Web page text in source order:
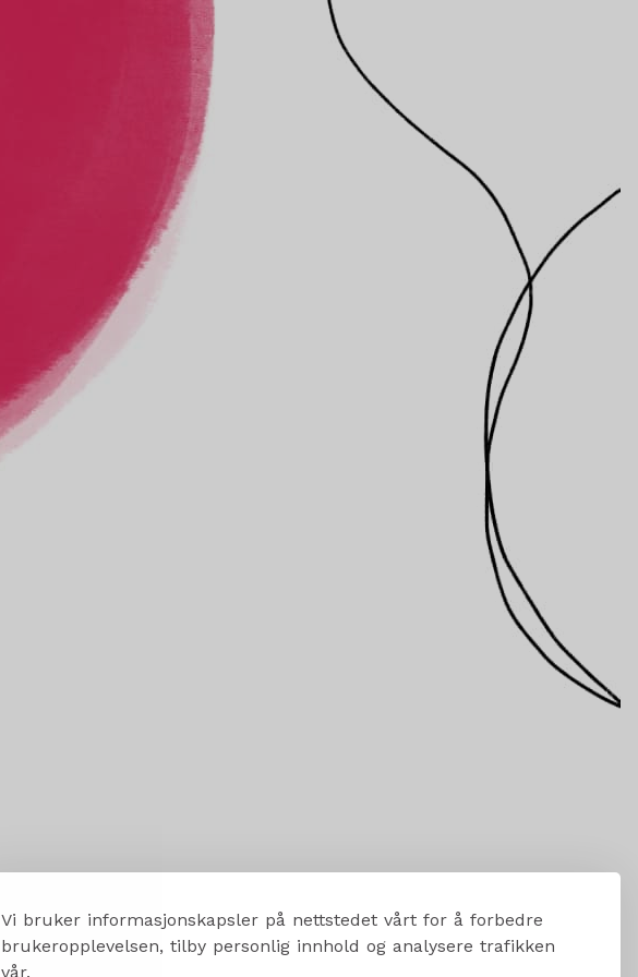
Vi bruker informasjonskapsler på nettstedet vårt for å forbedre
brukeropplevelsen, tilby personlig innhold og analysere trafikken
vår.